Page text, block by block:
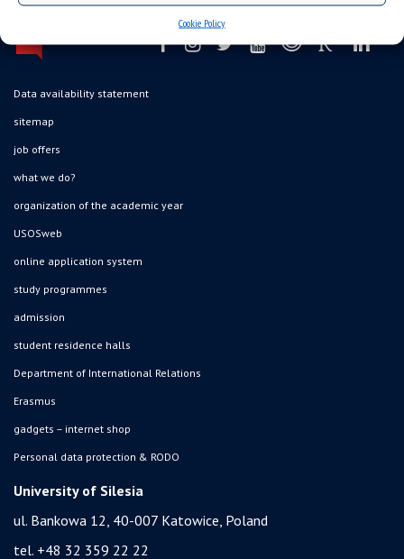
Cookie Policy
Data availability statement
sitemap
job offers
what we do?
organization of the academic year
USOSweb
online application system
study programmes
admission
student residence halls
Department of International Relations
Erasmus
gadgets – internet shop
Personal data protection & RODO
University of Silesia
ul. Bankowa 12, 40-007 Katowice, Poland
tel. +48 32 359 22 22